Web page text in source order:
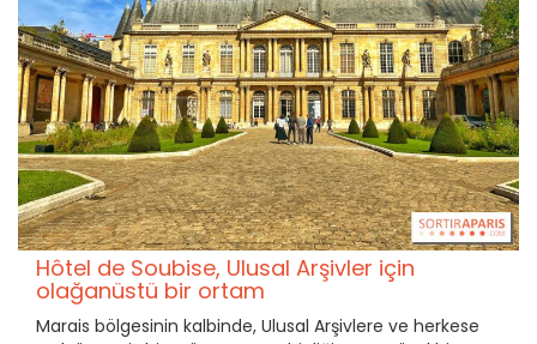
Hôtel de Soubise, Ulusal Arşivler için
olağanüstü bir ortam
Marais bölgesinin kalbinde, Ulusal Arşivlere ve herkese